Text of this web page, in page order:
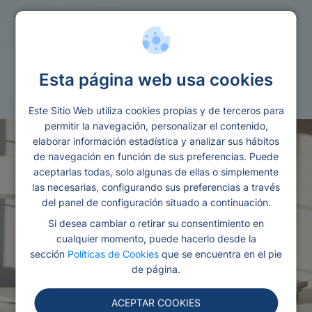
Esta página web usa cookies
Este Sitio Web utiliza cookies propias y de terceros para
permitir la navegación, personalizar el contenido,
elaborar información estadística y analizar sus hábitos
de navegación en función de sus preferencias. Puede
aceptarlas todas, solo algunas de ellas o simplemente
las necesarias, configurando sus preferencias a través
del panel de configuración situado a continuación.
Si desea cambiar o retirar su consentimiento en
cualquier momento, puede hacerlo desde la
sección Políticas de Cookies que se encuentra en el pie
de página.
ACEPTAR COOKIES
Cuentas nomina sin comisiones